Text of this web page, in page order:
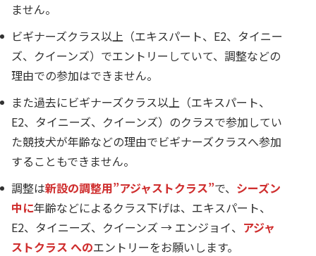
ません。
ビギナーズクラス以上（エキスパート、E2、タイニー
ズ、クイーンズ）でエントリーしていて、調整などの
理由での参加はできません。
また過去にビギナーズクラス以上（エキスパート、
E2、タイニーズ、クイーンズ）のクラスで参加してい
た競技犬が年齢などの理由でビギナーズクラスへ参加
することもできません。
調整は新設の調整用”アジャストクラス”で、 シーズン
中に年齢などによるクラス下げは、エキスパート、
E2、タイニーズ、クイーンズ → エンジョイ、 アジャ
ストクラス へのエントリーをお願いします。